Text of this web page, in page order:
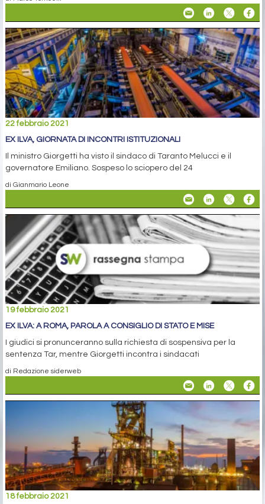
22 febbraio 2021
EX ILVA, GIORNATA DI INCONTRI ISTITUZIONALI
Il ministro Giorgetti ha visto il sindaco di Taranto Melucci e il
governatore Emiliano. Sospeso lo sciopero del 24
di Gianmario Leone
19 febbraio 2021
EX ILVA: A ROMA, PAROLA A CONSIGLIO DI STATO E MISE
I giudici si pronunceranno sulla richiesta di sospensiva per la
sentenza Tar, mentre Giorgetti incontra i sindacati
di Redazione siderweb
18 febbraio 2021